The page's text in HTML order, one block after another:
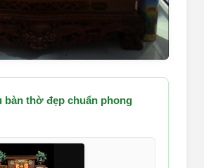
bàn thờ đẹp chuẩn phong